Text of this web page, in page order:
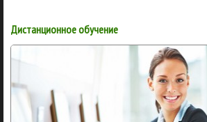
Дистанционное обучение